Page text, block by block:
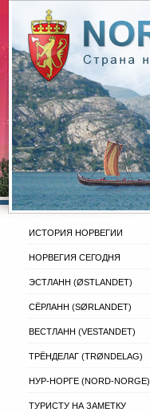
ИСТОРИЯ НОРВЕГИИ
НОРВЕГИЯ СЕГОДНЯ
ЭСТЛАНН (ØSTLANDET)
СЁРЛАНН (SØRLANDET)
ВЕСТЛАНН (VESTANDET)
ТРЁНДЕЛАГ (TRØNDELAG)
НУР-НОРГЕ (NORD-NORGE)
ТУРИСТУ НА ЗАМЕТКУ